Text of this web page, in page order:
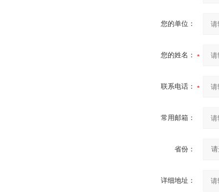
您的单位：
您的姓名：
联系电话：
常用邮箱：
省份：
详细地址：